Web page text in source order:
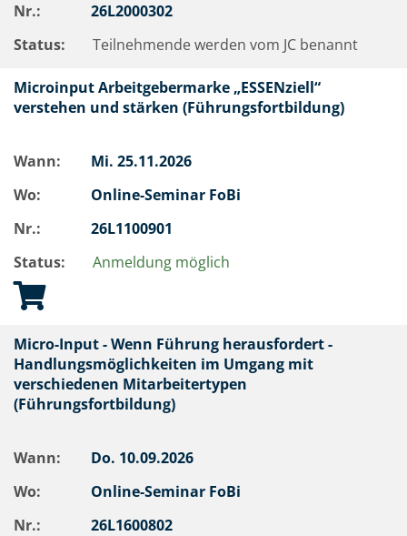
Nr.:
26L2000302
Status:
Teilnehmende werden vom JC benannt
Microinput Arbeitgebermarke „ESSENziell“
verstehen und stärken (Führungsfortbildung)
Wann: Mi. 25.11.2026
Wo:
Online-Seminar FoBi
Nr.:
26L1100901
Status:
Anmeldung möglich
Micro-Input - Wenn Führung herausfordert -
Handlungsmöglichkeiten im Umgang mit
verschiedenen Mitarbeitertypen
(Führungsfortbildung)
Wann: Do. 10.09.2026
Wo:
Online-Seminar FoBi
Nr.:
26L1600802